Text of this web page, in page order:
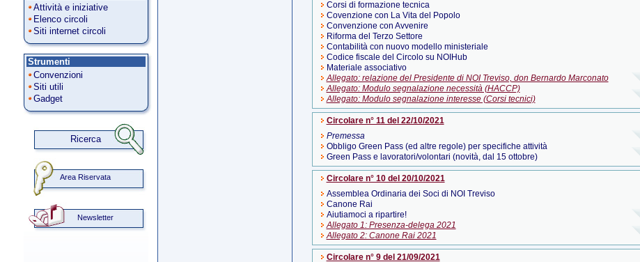
Attività e iniziative
Elenco circoli
Siti internet circoli
Strumenti
Convenzioni
Siti utili
Gadget
Ricerca
Area Riservata
Newsletter
Corsi di formazione tecnica
Covenzione con La Vita del Popolo
Convenzione con Avvenire
Riforma del Terzo Settore
Contabilità con nuovo modello ministeriale
Codice fiscale del Circolo su NOIHub
Materiale associativo
Allegato: relazione del Presidente di NOI Treviso, don Bernardo Marconato
Allegato: Modulo segnalazione necessità (HACCP)
Allegato: Modulo segnalazione interesse (Corsi tecnici)
Circolare n° 11 del 22/10/2021
Premessa
Obbligo Green Pass (ed altre regole) per specifiche attività
Green Pass e lavoratori/volontari (novità, dal 15 ottobre)
Circolare n° 10 del 20/10/2021
Assemblea Ordinaria dei Soci di NOI Treviso
Canone Rai
Aiutiamoci a ripartire!
Allegato 1: Presenza-delega 2021
Allegato 2: Canone Rai 2021
Circolare n° 9 del 21/09/2021